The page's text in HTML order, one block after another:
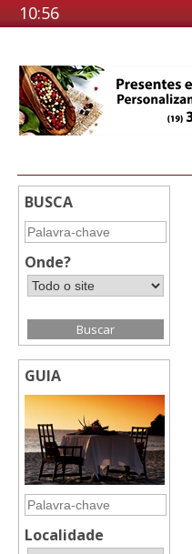
10:56
BUSCA
Onde?
GUIA
Localidade